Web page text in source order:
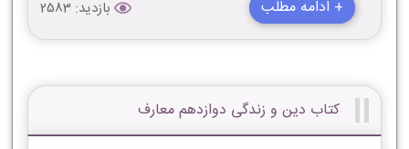
+ ادامه مطلب بازدید: 2583
کتاب دین و زندگی دوازدهم معارف